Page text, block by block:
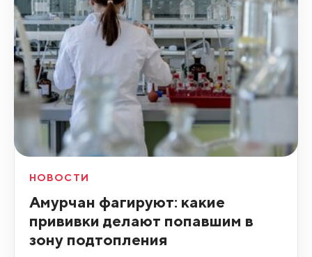
НОВОСТИ
Амурчан фагируют: какие
прививки делают попавшим в
зону подтопления